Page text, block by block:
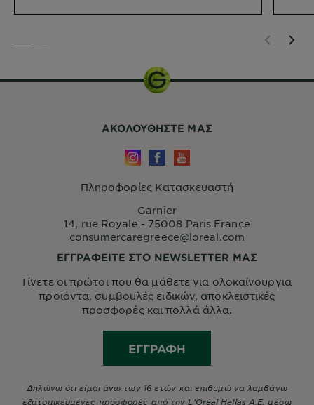
ΑΚΟΛΟΥΘHΣΤΕ ΜΑΣ
Πληροφορίες Κατασκευαστή
Garnier
14, rue Royale - 75008 Paris France
consumercaregreece@loreal.com
ΕΓΓΡΑΦΕΙΤΕ ΣΤΟ NEWSLETTER ΜΑΣ
Γίνετε οι πρώτοι που θα μάθετε για ολοκαίνουργια
προϊόντα, συμβουλές ειδικών, αποκλειστικές
προσφορές και πολλά άλλα.
ΕΓΓΡΑΦΉ
Δηλώνω ότι είμαι άνω των 16 ετών και επιθυμώ να λαμβάνω
εξατομικευμένες προσφορές από την L’Oréal Hellas A.E. μέσω